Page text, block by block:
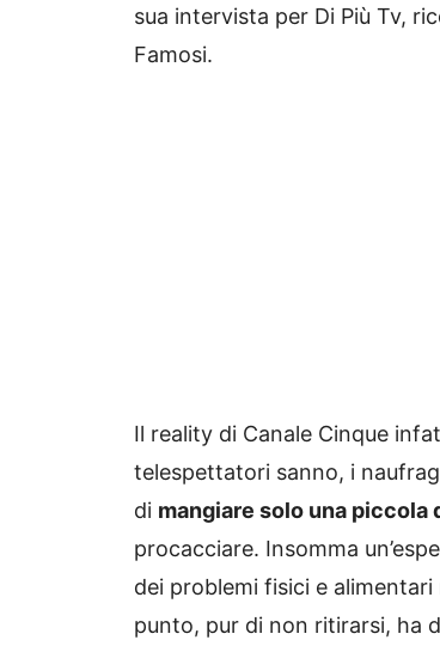
sua intervista per Di Più Tv,
Famosi.
Il reality di Canale Cinque
telespettatori sanno, i
di mangiare solo una
procacciare. Insomma
dei problemi fisici e
punto, pur di non ritirarsi, ha